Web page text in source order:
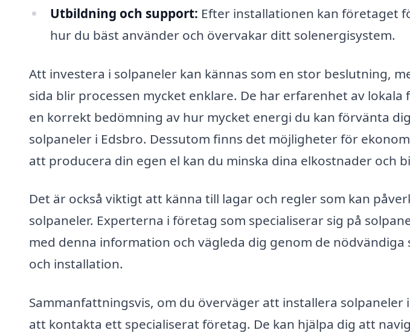
Utbildning och support: Efter installationen kan företaget
hur du bäst använder och övervakar ditt solenergisystem.
Att investera i solpaneler kan kännas som en stor beslutning,
sida blir processen mycket enklare. De har erfarenhet av lokala
en korrekt bedömning av hur mycket energi du kan förvänta
solpaneler i Edsbro. Dessutom finns det möjligheter för
att producera din egen el kan du minska dina elkostnader och
Det är också viktigt att känna till lagar och regler som kan
solpaneler. Experterna i företag som specialiserar sig på
med denna information och vägleda dig genom de
och installation.
Sammanfattningsvis, om du överväger att installera solpaneler
att kontakta ett specialiserat företag. De kan hjälpa dig att